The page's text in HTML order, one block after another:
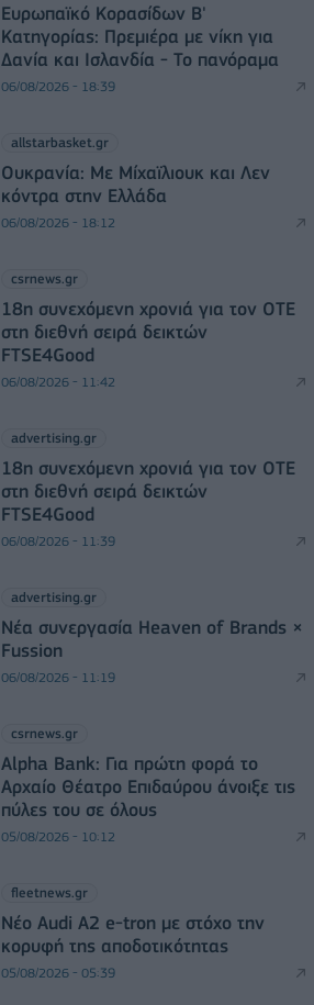
Ευρωπαϊκό Κορασίδων Β'
Κατηγορίας: Πρεμιέρα με νίκη για
Δανία και Ισλανδία - Το πανόραμα
06/08/2026 - 18:39
allstarbasket.gr
Ουκρανία: Με Μίχαϊλιουκ και Λεν
κόντρα στην Ελλάδα
06/08/2026 - 18:12
csrnews.gr
18η συνεχόμενη χρονιά για τον ΟΤΕ
στη διεθνή σειρά δεικτών
FTSE4Good
06/08/2026 - 11:42
advertising.gr
18η συνεχόμενη χρονιά για τον ΟΤΕ
στη διεθνή σειρά δεικτών
FTSE4Good
06/08/2026 - 11:39
advertising.gr
Νέα συνεργασία Heaven of Brands ×
Fussion
06/08/2026 - 11:19
csrnews.gr
Alpha Bank: Για πρώτη φορά το
Αρχαίο Θέατρο Επιδαύρου άνοιξε τις
πύλες του σε όλους
05/08/2026 - 10:12
fleetnews.gr
Νέο Audi A2 e-tron με στόχο την
κορυφή της αποδοτικότητας
05/08/2026 - 05:39